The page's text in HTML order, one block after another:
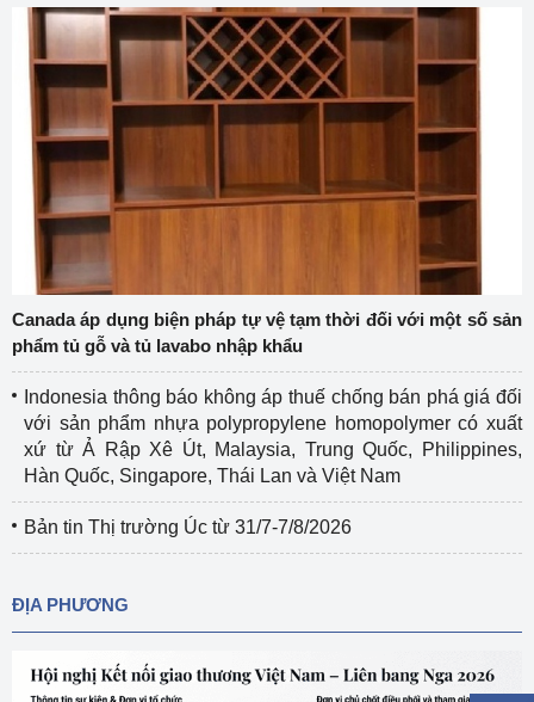
Canada áp dụng biện pháp tự vệ tạm thời đối với một số sản
phẩm tủ gỗ và tủ lavabo nhập khẩu
Indonesia thông báo không áp thuế chống bán phá giá đối
với sản phẩm nhựa polypropylene homopolymer có xuất
xứ từ Ả Rập Xê Út, Malaysia, Trung Quốc, Philippines,
Hàn Quốc, Singapore, Thái Lan và Việt Nam
Bản tin Thị trường Úc từ 31/7-7/8/2026
ĐỊA PHƯƠNG